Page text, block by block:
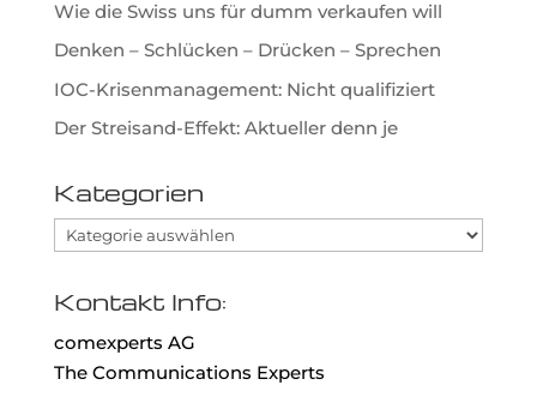
Wie die Swiss uns für dumm verkaufen will
Denken – Schlücken – Drücken – Sprechen
IOC-Krisenmanagement: Nicht qualifiziert
Der Streisand-Effekt: Aktueller denn je
Kategorien
Kategorien
Kontakt Info:
comexperts AG
The Communications Experts